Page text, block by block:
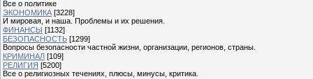
Все о политике
ЭКОНОМИКА [3228]
И мировая, и наша. Проблемы и их решения.
ФИНАНСЫ [1132]
БЕЗОПАСНОСТЬ [1299]
Вопросы безопасности частной жизни, организации, регионов, страны.
КРИМИНАЛ [109]
РЕЛИГИЯ [5200]
Все о религиозных течениях, плюсы, минусы, критика.